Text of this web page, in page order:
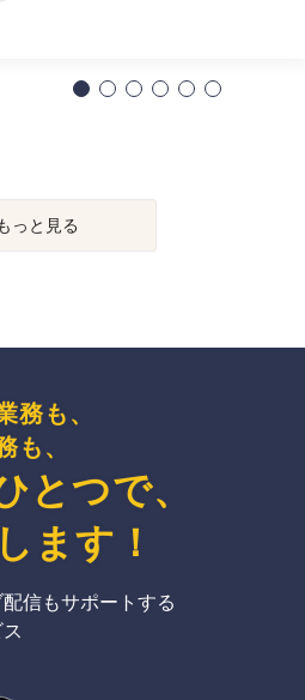
っと見る
務も、
も、
とつで、
します ！
信もサポートする